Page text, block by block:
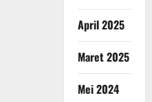
April 2025
Maret 2025
Mei 2024